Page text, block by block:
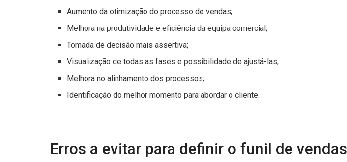
Aumento da otimização do processo de vendas;
Melhora na produtividade e eficiência da equipa comercial;
Tomada de decisão mais assertiva;
Visualização de todas as fases e possibilidade de ajustá-las;
Melhora no alinhamento dos processos;
Identificação do melhor momento para abordar o cliente.
Erros a evitar para definir o funil de vendas